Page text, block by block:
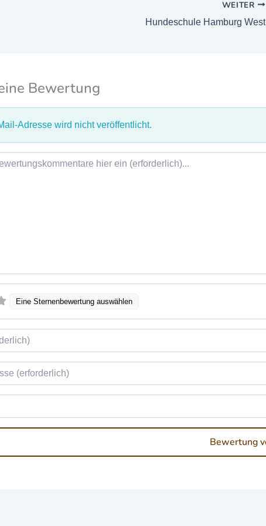
WEITER
Hundeschule Hamburg West
Bewertung
Adresse wird nicht veröffentlicht.
Eine Sternenbewertung auswählen